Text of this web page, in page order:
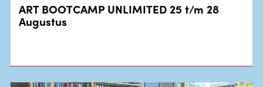
ART BOOTCAMP UNLIMITED 25 t/m 28
Augustus